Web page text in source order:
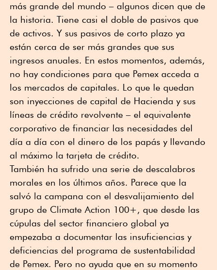
más grande del mundo – algunos dicen que de
la historia. Tiene casi el doble de pasivos que
de activos. Y sus pasivos de corto plazo ya
están cerca de ser más grandes que sus
ingresos anuales. En estos momentos, además,
no hay condiciones para que Pemex acceda a
los mercados de capitales. Lo que le quedan
son inyecciones de capital de Hacienda y sus
líneas de crédito revolvente – el equivalente
corporativo de financiar las necesidades del
día a día con el dinero de los papás y llevando
al máximo la tarjeta de crédito.
También ha sufrido una serie de descalabros
morales en los últimos años. Parece que la
salvó la campana con el desvalijamiento del
grupo de Climate Action 100+, que desde las
cúpulas del sector financiero global ya
empezaba a documentar las insuficiencias y
deficiencias del programa de sustentabilidad
de Pemex. Pero no ayuda que en su momento